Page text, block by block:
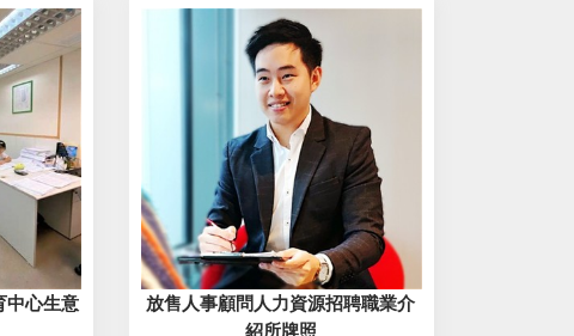
中心生意
放售人事顧問人力資源招聘職業介
紹所牌照